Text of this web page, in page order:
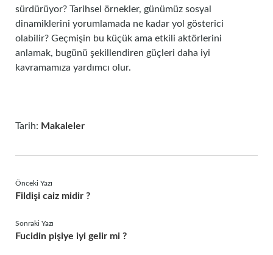
sürdürüyor? Tarihsel örnekler, günümüz sosyal
dinamiklerini yorumlamada ne kadar yol gösterici
olabilir? Geçmişin bu küçük ama etkili aktörlerini
anlamak, bugünü şekillendiren güçleri daha iyi
kavramamıza yardımcı olur.
Tarih: Makaleler
Önceki Yazı
Fildişi caiz midir ?
Sonraki Yazı
Fucidin pişiye iyi gelir mi ?